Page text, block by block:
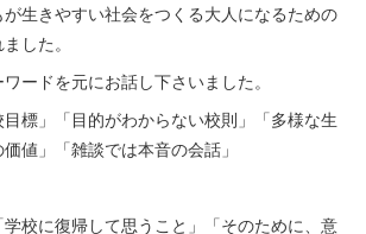
が生きやすい社会をつくる大人になるための
した。
ードを元にお話し下さいました。
目標」「目的がわからない校則」「多様な生
値」「雑談では本音の会話」
校に復帰して思うこと」「そのために、意